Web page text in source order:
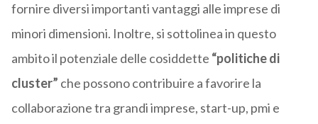
fornire diversi importanti vantaggi alle imprese di
minori dimensioni. Inoltre, si sottolinea in questo
ambito il potenziale delle cosiddette “politiche di
cluster” che possono contribuire a favorire la
collaborazione tra grandi imprese, start-up, pmi e